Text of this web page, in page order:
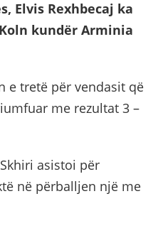
Elvis Rexhbecaj ka
kundër Arminia
e tretë për vendasit që
me rezultat 3 –
asistoi për
në përballjen një me